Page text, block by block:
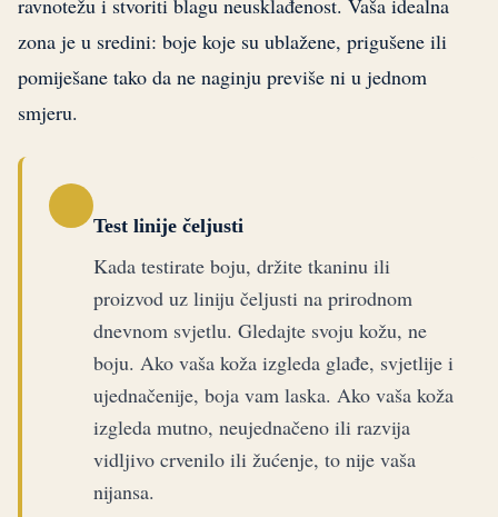
ravnotežu i stvoriti blagu neusklađenost. Vaša idealna
zona je u sredini: boje koje su ublažene, prigušene ili
pomiješane tako da ne naginju previše ni u jednom
smjeru.
Test linije čeljusti
Kada testirate boju, držite tkaninu ili
proizvod uz liniju čeljusti na prirodnom
dnevnom svjetlu. Gledajte svoju kožu, ne
boju. Ako vaša koža izgleda glađe, svjetlije i
ujednačenije, boja vam laska. Ako vaša koža
izgleda mutno, neujednačeno ili razvija
vidljivo crvenilo ili žućenje, to nije vaša
nijansa.